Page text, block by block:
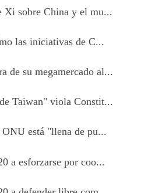
Xi sobre China y el mu...
las iniciativas de C...
de su megamercado al...
Taiwan" viola Constit...
está "llena de pu...
a esforzarse por coo...